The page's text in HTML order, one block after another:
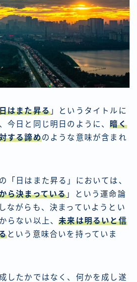
はまた昇る 」というタイトルに
今日と同じ明日のように、暗く
する諦めのような意味が含まれ
「日はまた昇る」においては、
ら決まっている 」という運命論
ながらも、決まっていようとい
らない以上、未来は明るいと信
という意味合いを持っていま
したかではなく、何かを成し遂